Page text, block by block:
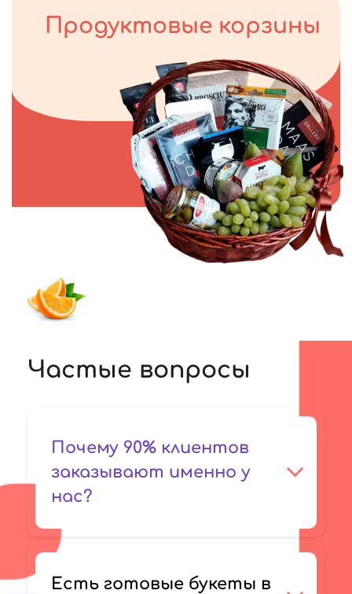
Продуктовые корзины
Частые вопросы
Почему 90% клиентов
заказывают именно у
нас?
Есть готовые букеты в